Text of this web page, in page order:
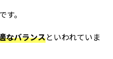
。
なバランスといわれていま